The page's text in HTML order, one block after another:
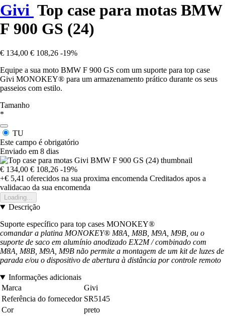
Givi Top case para motas BMW
F 900 GS (24)
€ 134,00 € 108,26 -19%
Equipe a sua moto BMW F 900 GS com um suporte para top case
Givi MONOKEY® para um armazenamento prático durante os seus
passeios com estilo.
Tamanho
*
TU
Este campo é obrigatório
Enviado em 8 dias
€ 134,00 € 108,26 -19%
+€ 5,41 oferecidos na sua proxima encomenda Creditados apos a
validacao da sua encomenda
Loading...
Descrição
Suporte específico para top cases MONOKEY®
comandar a platina MONOKEY® M8A, M8B, M9A, M9B, ou o
suporte de saco em alumínio anodizado EX2M / combinado com
M8A, M8B, M9A, M9B não permite a montagem de um kit de luzes de
parada e/ou o dispositivo de abertura à distância por controle remoto
Informações adicionais
Marca
Givi
Referência do fornecedor SR5145
Cor
preto